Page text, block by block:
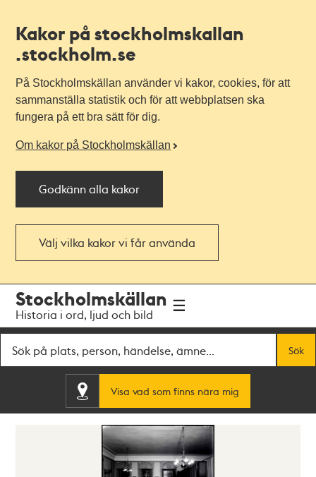
Kakor på stockholmskallan
.stockholm.se
På Stockholmskällan använder vi kakor, cookies, för att
sammanställa statistik och för att webbplatsen ska
fungera på ett bra sätt för dig.
Om kakor på Stockholmskällan
Godkänn alla kakor
Välj vilka kakor vi får använda
navigationen
huvudinnehållet
Stockholmskällan
Historia i ord, ljud och bild
Sök
Visa vad som finns nära mig